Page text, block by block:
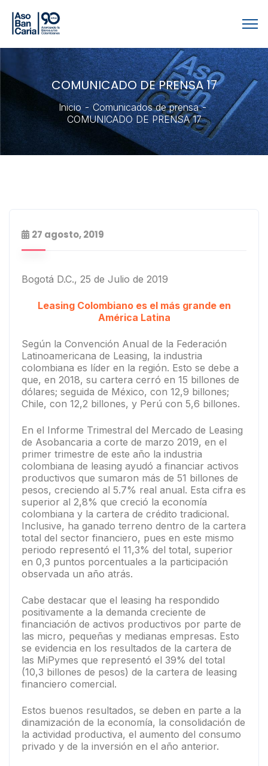
COMUNICADO DE PRENSA 17
Inicio
Comunicados de prensa
COMUNICADO DE PRENSA 17
27 agosto, 2019
Bogotá D.C., 25 de Julio de 2019
Leasing Colombiano es el más grande en
América Latina
Según la Convención Anual de la Federación
Latinoamericana de Leasing, la industria
colombiana es líder en la región. Esto se debe a
que, en 2018, su cartera cerró en 15 billones de
dólares; seguida de México, con 12,9 billones;
Chile, con 12,2 billones, y Perú con 5,6 billones.
En el Informe Trimestral del Mercado de Leasing
de Asobancaria a corte de marzo 2019, en el
primer trimestre de este año la industria
colombiana de leasing ayudó a financiar activos
productivos que sumaron más de 51 billones de
pesos, creciendo al 5.7% real anual. Esta cifra es
superior al 2,8% que creció la economía
colombiana y la cartera de crédito tradicional.
Inclusive, ha ganado terreno dentro de la cartera
total del sector financiero, pues en este mismo
periodo representó el 11,3% del total, superior
en 0,3 puntos porcentuales a la participación
observada un año atrás.
Cabe destacar que el leasing ha respondido
positivamente a la demanda creciente de
financiación de activos productivos por parte de
las micro, pequeñas y medianas empresas. Esto
se evidencia en los resultados de la cartera de
las MiPymes que representó el 39% del total
(10,3 billones de pesos) de la cartera de leasing
financiero comercial.
Estos buenos resultados, se deben en parte a la
dinamización de la economía, la consolidación de
la actividad productiva, el aumento del consumo
privado y de la inversión en el año anterior.